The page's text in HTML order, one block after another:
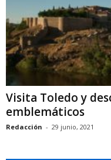
Visita Toledo y
emblemáticos
Redacción - 29 junio, 2021